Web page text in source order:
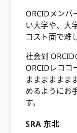
ORCIDメンバ
い大学や、大
コスト面で难
社会到 ORCID
ORCIDレココ
まままままま
めるようにお
す。
SRA 东北